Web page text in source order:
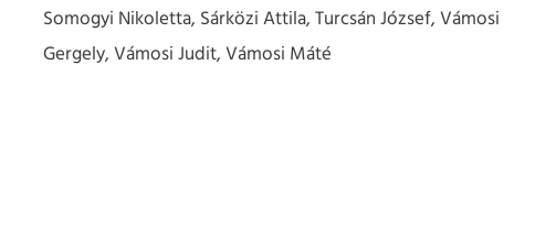
Somogyi Nikoletta, Sárközi Attila, Turcsán József, Vámosi
Gergely, Vámosi Judit, Vámosi Máté